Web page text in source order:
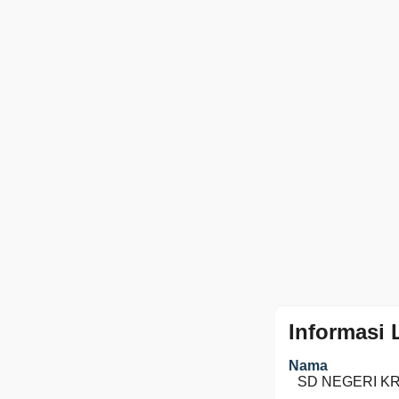
Informasi
Nama
SD NEGERI